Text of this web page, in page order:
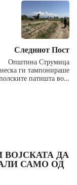
Следниот Пост
Општина Струмица
ги тампонираше
патишта во…
ДА
САМО ОД